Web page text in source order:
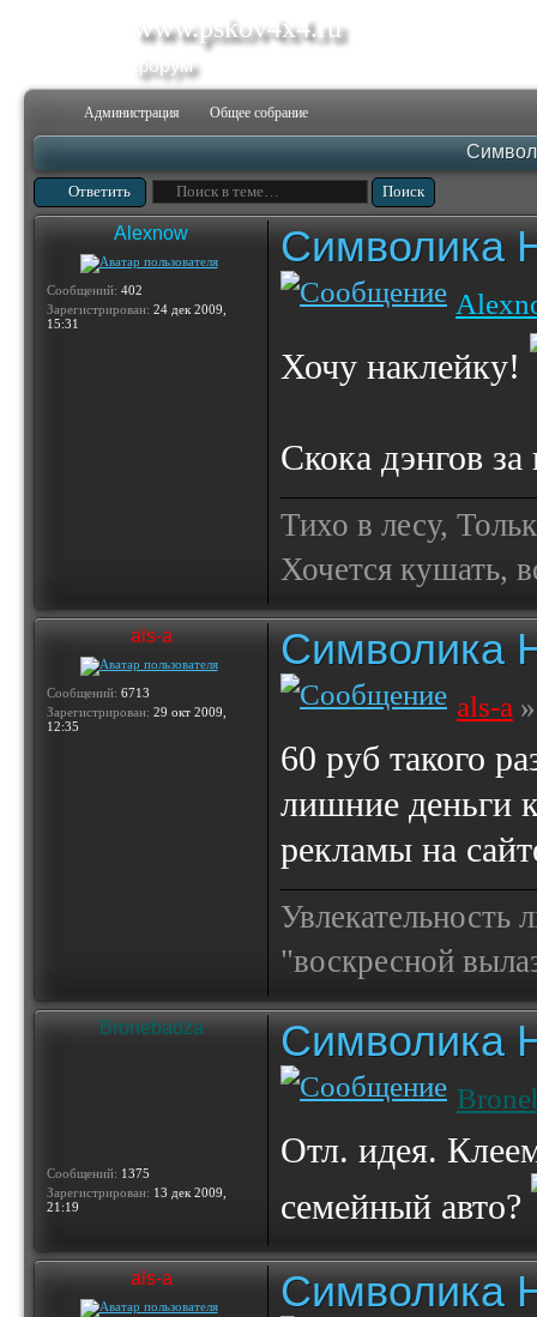
www.pskov4x4.ru
форум
Администрация Общее собрание
Ответить
Alexnow
Сообщений: 402
Зарегистрирован: 24 дек 2009,
15:31
Символика
Хочу наклейку!
Скока дэнгов за
Тихо в лесу,
Хочется кушать,
als-a
Сообщений: 6713
Зарегистрирован: 29 окт 2009,
12:35
Символика
als-a
60 руб такого
лишние деньги
рекламы на
Увлекательность
"воскресной
Bronebadza
Сообщений: 1375
Зарегистрирован: 13 дек 2009,
21:19
Символика
Отл. идея.
семейный авто?
als-a Символика